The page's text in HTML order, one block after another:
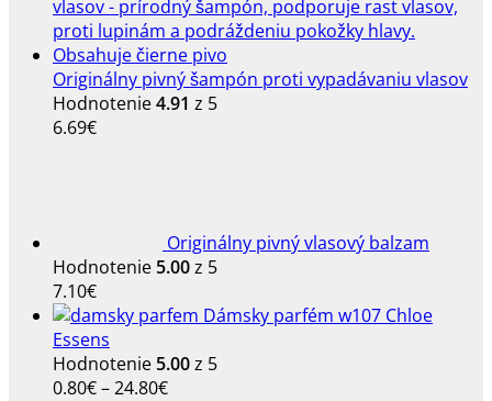
Originálny pivný šampón proti vypadávaniu vlasov
Hodnotenie4.91 z 5
6.69€
Originálny pivný vlasový balzam
Hodnotenie 5.00z 5
7.10€
Dámsky parfém w107 Chloe
Essens
Hodnotenie 5.00z 5
0.80€–24.80€Price